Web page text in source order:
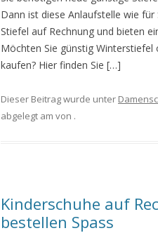
Dann ist diese Anlaufstelle wie
Stiefel auf Rechnung und bieten
Möchten Sie günstig
kaufen? Hier finden Sie […]
Dieser Beitrag wurde unter
abgelegt am von .
Kinderschuhe auf
bestellen Spass